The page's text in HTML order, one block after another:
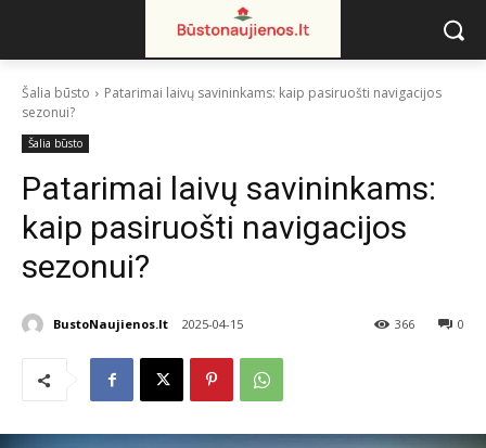
Šalia būsto
Patarimai laivų savininkams: kaip pasiruošti navigacijos
sezonui?
Šalia būsto
Patarimai laivų savininkams:
kaip pasiruošti navigacijos
sezonui?
BustoNaujienos.lt 2025-04-15 0
366